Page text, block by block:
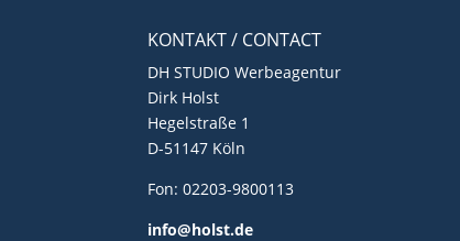
KONTAKT / CONTACT
DH STUDIO Werbeagentur
Dirk Holst
Hegelstraße 1
D-51147 Köln
Fon: 02203-9800113
info@holst.de